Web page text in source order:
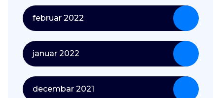
februar 2022
januar 2022
decembar 2021